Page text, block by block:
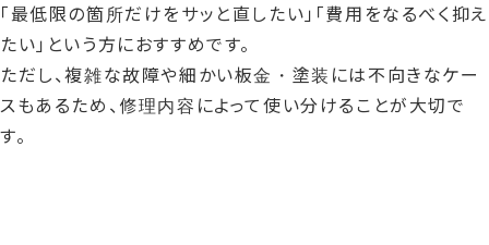
「最低限の箇所だけをサッと直したい」「費用をなるべく抑え
たい」という方におすすめです。
ただし、複雑な故障や細かい板金・塗装には不向きなケー
スもあるため、修理内容によって使い分けることが大切で
す。